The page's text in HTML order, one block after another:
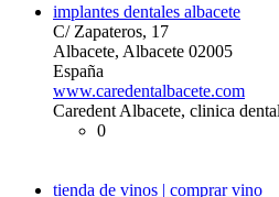
implantes dentales albacete
C/ Zapateros, 17
Albacete, Albacete 02005
España
www.caredentalbacete.com
Caredent Albacete, clinica
0
tienda de vinos | comprar vino